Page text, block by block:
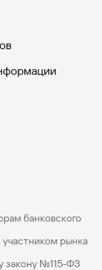
банковского
рынка
закону №115-ФЗ